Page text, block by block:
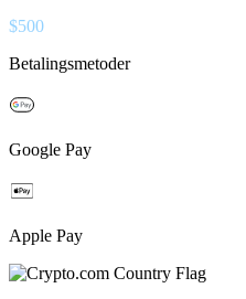
$500
Betalingsmetoder
Google Pay
Apple Pay